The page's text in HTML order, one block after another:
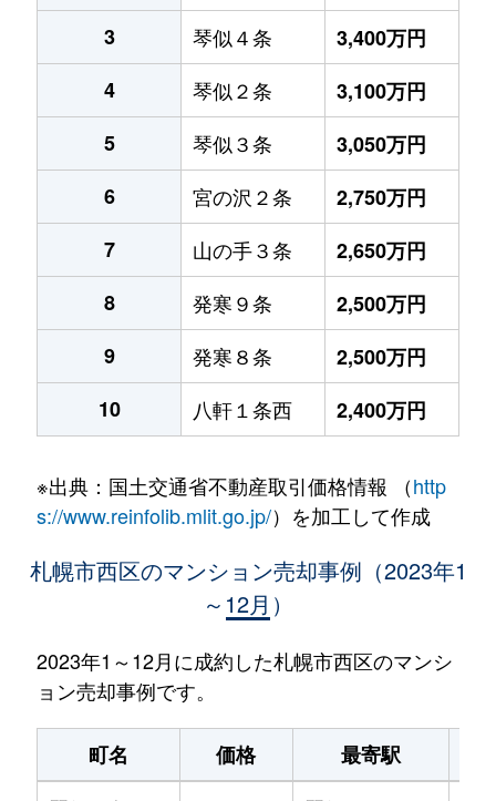
3
琴似４条
3,400万円
4
琴似２条
3,100万円
5
琴似３条
3,050万円
6
宮の沢２条
2,750万円
7
山の手３条
2,650万円
8
発寒９条
2,500万円
9
発寒８条
2,500万円
10
八軒１条西 2,400万円
※出典：国土交通省不動産取引価格情報 （http
s://www.reinfolib.mlit.go.jp/）を加工して作成
札幌市西区のマンション売却事例（2023年1
～12月）
2023年1～12月に成約した札幌市西区のマンシ
ョン売却事例です。
町名 価格 最寄駅